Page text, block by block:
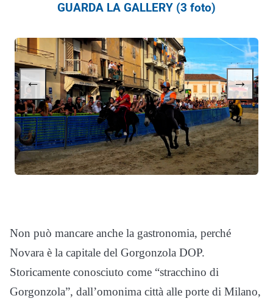
GUARDA LA GALLERY (3 foto)
← →
Non può mancare anche la gastronomia, perché
Novara è la capitale del Gorgonzola DOP.
Storicamente conosciuto come “stracchino di
Gorgonzola”, dall’omonima città alle porte di Milano,